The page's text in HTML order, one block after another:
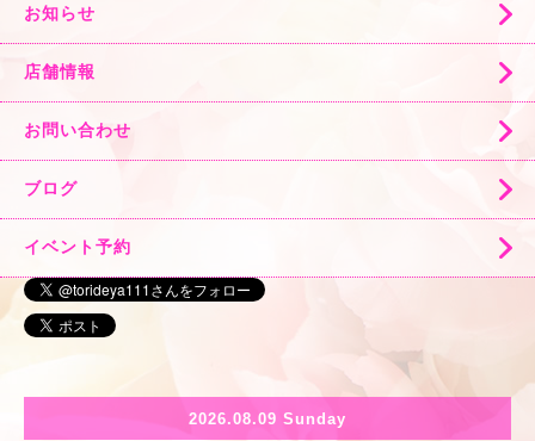
お知らせ
店舗情報
お問い合わせ
ブログ
イベント予約
2026.08.09 Sunday